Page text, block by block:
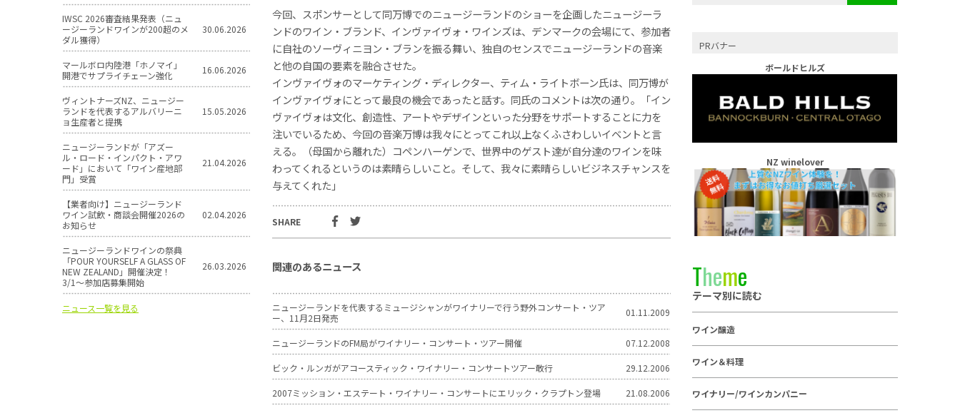
IWSC 2026審査結果発表（ニュ
ージーランドワインが200超のメ
ダル獲得）
30.06.2026
マールボロ内陸港「ホノマイ」
開港でサプライチェーン強化
16.06.2026
ヴィントナーズNZ、ニュージー
ランドを代表するアルバリーニ
ョ生産者と提携
15.05.2026
ニュージーランドが「アズー
ル・ロード・インパクト・アワ
ード」において「ワイン産地部
門」受賞
21.04.2026
【業者向け】ニュージーランド
ワイン試飲・商談会開催2026の
お知らせ
02.04.2026
ニュージーランドワインの祭典
「POUR YOURSELF A GLASS OF
NEW ZEALAND」開催決定！
3/1〜参加店募集開始
26.03.2026
ニュース一覧を見る
今回、スポンサーとして同万博でのニュージーランドのショーを企画したニュージーラ
ンドのワイン・ブランド、インヴァイヴォ・ワインズは、デンマークの会場にて、参加者
に自社のソーヴィニヨン・ブランを振る舞い、独自のセンスでニュージーランドの音楽
と他の自国の要素を融合させた。
インヴァイヴォのマーケティング・ディレクター、ティム・ライトボーン氏は、同万博が
インヴァイヴォにとって最良の機会であったと話す。同氏のコメントは次の通り。「イン
ヴァイヴォは文化、創造性、アートやデザインといった分野をサポートすることに力を
注いでいるため、今回の音楽万博は我々にとってこれ以上なくふさわしいイベントと言
える。（母国から離れた）コペンハーゲンで、世界中のゲスト達が自分達のワインを味
わってくれるというのは素晴らしいこと。そして、我々に素晴らしいビジネスチャンスを
与えてくれた」
SHARE
関連のあるニュース
ニュージーランドを代表するミュージシャンがワイナリーで行う野外コンサート・ツア
ー、11月2日発売
01.11.2009
ニュージーランドのFM局がワイナリー・コンサート・ツアー開催 07.12.2008
ビック・ルンガがアコースティック・ワイナリー・コンサートツアー敢行 29.12.2006
2007ミッション・エステート・ワイナリー・コンサートにエリック・クラプトン登場 21.08.2006
PRバナー
ボールドヒルズ
NZ winelover
Theme
テーマ別に読む
ワイン醸造
ワイン＆料理
ワイナリー/ワインカンパニー